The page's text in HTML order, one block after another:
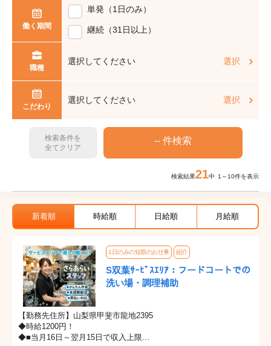
働く期間
単発（1日のみ）
継続（31日以上）
職種
選択してください 選択
こだわり
選択してください 選択
検索条件を
全てクリア
検索結果21中 1～10件を表示
新着順 時給順 日給順 月給順
1日のみの短期のお仕事 紹介
S双葉ｻｰﾋﾞｽｴﾘｱ：フードコートでの
洗い場・調理補助
【勤務先住所】山梨県甲斐市龍地2395
◆時給1200円！
◆■当月16日～翌月15日で収入上限...